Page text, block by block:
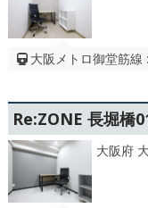
大阪メトロ御堂筋
Re:ZONE 長堀橋
大阪府